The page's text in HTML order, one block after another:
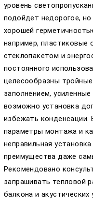
уровень
подойдет недорогое,
хорошей
например, пластиковые
стеклопакетом и
постоянного
целесообразны
заполнением,
возможно установка
избежать конденсации.
параметры монтажа и
неправильная
преимущества даже
Рекомендовано
запрашивать тепловой
балкона и акустических